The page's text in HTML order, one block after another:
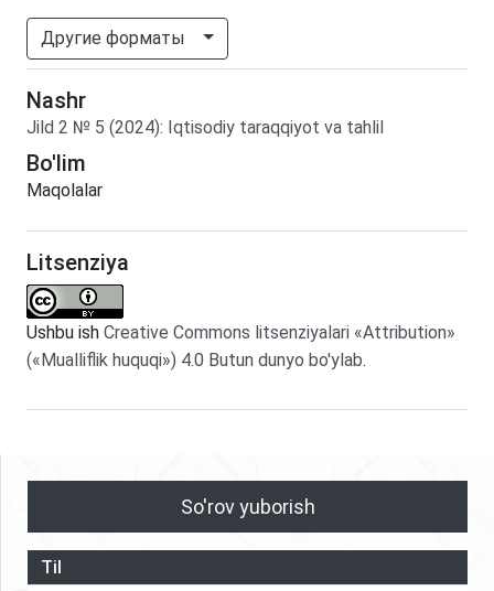
Другие форматы
Nashr
Jild 2 № 5 (2024): Iqtisodiy taraqqiyot va tahlil
Bo'lim
Maqolalar
Litsenziya
Ushbu ish Creative Commons litsenziyalari «Attribution»
(«Mualliflik huquqi») 4.0 Butun dunyo bo'ylab.
So'rov yuborish
Til